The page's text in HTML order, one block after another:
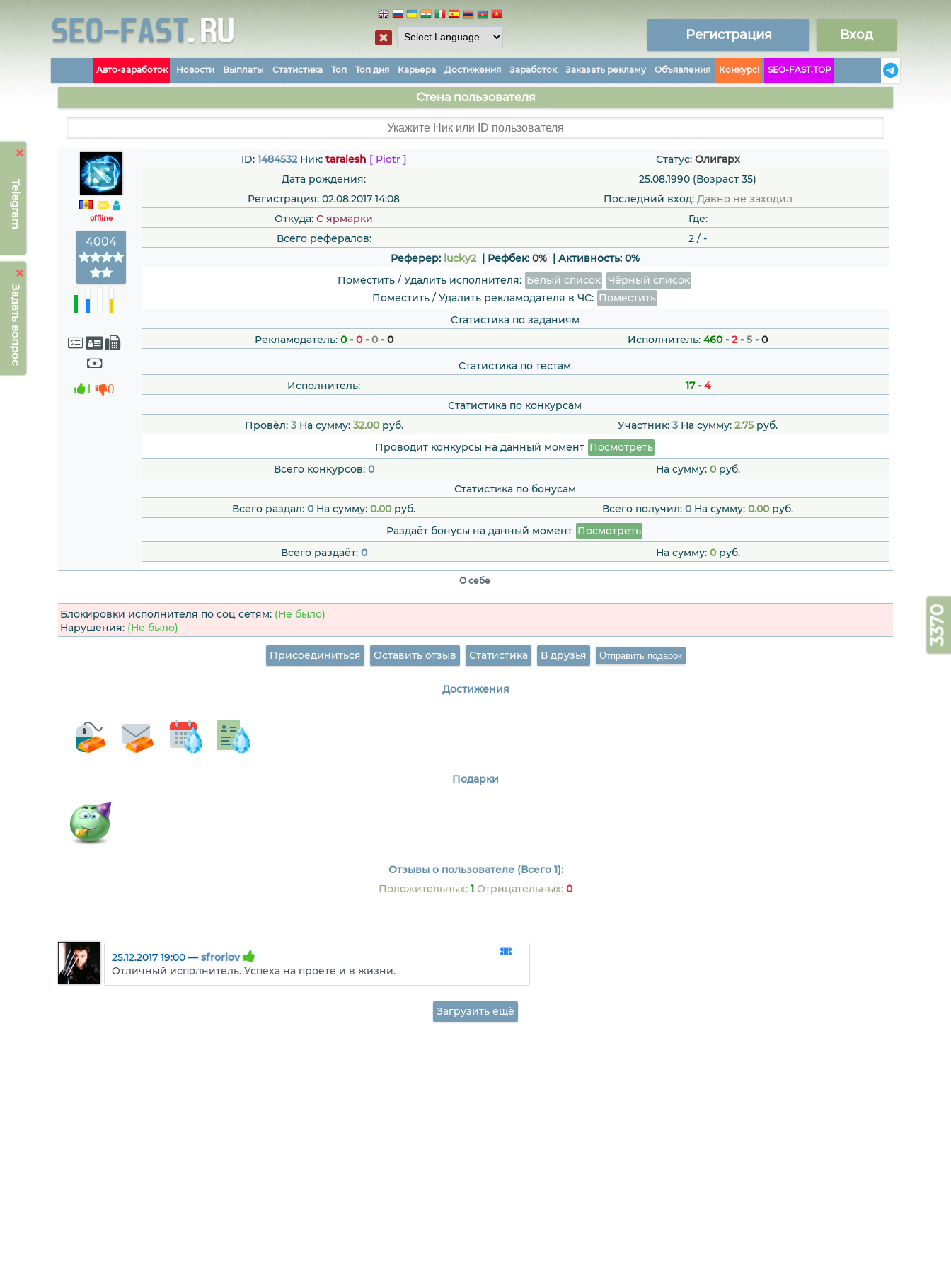
Telegram
Задать вопрос
Регистрация Вход
Авто-заработок Новости Выплаты Статистика Топ Топ дня Карьера Достижения Заработок Заказать рекламу Объявления Конкурс! SEO-FAST.TOP
Стена пользователя
offline
4004
1 0
ID: 1484532Ник: taralesh [ Piotr ] Статус: Олигарх
Дата рождения:
25.08.1990 (Возраст 35)
Регистрация: 02.08.2017 14:08
Последний вход: Давно не заходил
Откуда: C ярмарки
Где:
Всего рефералов:
2 / -
Реферер: lucky2| Рефбек: 0%| Активность: 0%
Поместить / Удалить исполнителя: Белый список
Чёрный список
Поместить / Удалить рекламодателя в ЧС: Поместить
Статистика по заданиям
Рекламодатель: 0-0-0-0 Исполнитель: 460-2-5 -0
Статистика по тестам
Исполнитель:
17-4
Статистика по конкурсам
Провёл: 3На сумму: 32.00руб. Участник: 3 На сумму: 2.75 руб.
Проводит конкурсы на данный момент Посмотреть
Всего конкурсов: 0 На сумму: 0руб.
Статистика по бонусам
Всего раздал: 0На сумму: 0.00руб. Всего получил: 0На сумму: 0.00руб.
Раздаёт бонусы на данный момент Посмотреть
Всего раздаёт: 0 На сумму: 0руб.
О себе
Блокировки исполнителя по соц сетям: (Не было)
Нарушения: (Не было)
Присоединиться Оставить отзыв Статистика В друзья
Достижения
Подарки
Отзывы о пользователе (Всего 1):
Положительных: 1 Отрицательных: 0
25.12.2017 19:00 — sfrorlov
Отличный исполнитель. Успеха на проете и в жизни.
Загрузить ещё
3370